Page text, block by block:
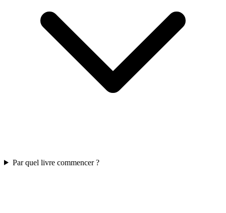
Par quel livre commencer ?